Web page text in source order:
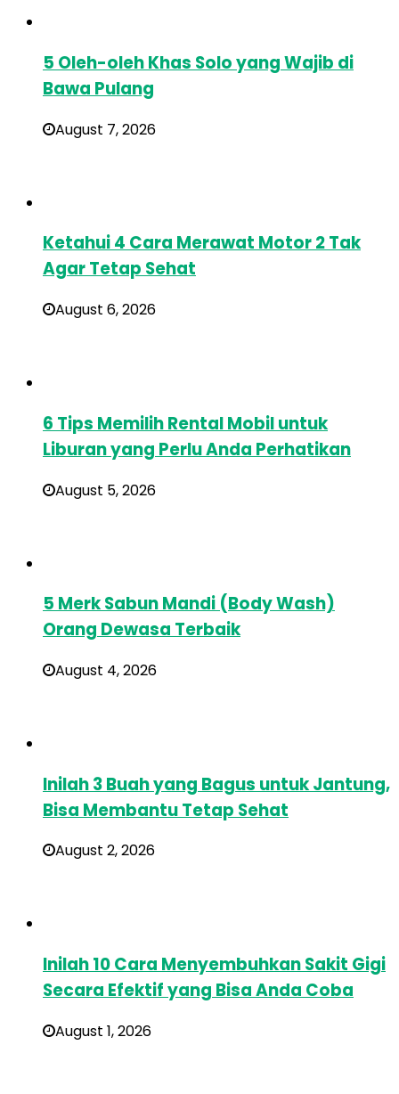
5 Oleh-oleh Khas Solo yang Wajib di
Bawa Pulang
August 7, 2026
Ketahui 4 Cara Merawat Motor 2 Tak
Agar Tetap Sehat
August 6, 2026
6 Tips Memilih Rental Mobil untuk
Liburan yang Perlu Anda Perhatikan
August 5, 2026
5 Merk Sabun Mandi (Body Wash)
Orang Dewasa Terbaik
August 4, 2026
Inilah 3 Buah yang Bagus untuk Jantung,
Bisa Membantu Tetap Sehat
August 2, 2026
Inilah 10 Cara Menyembuhkan Sakit Gigi
Secara Efektif yang Bisa Anda Coba
August 1, 2026